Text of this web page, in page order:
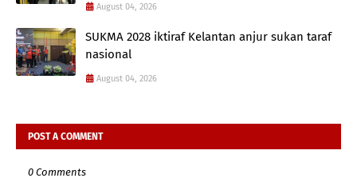
August 04, 2026
SUKMA 2028 iktiraf Kelantan anjur sukan taraf
nasional
August 04, 2026
POST A COMMENT
0 Comments